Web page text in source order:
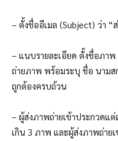
– ตั้งชื่ออีเมล (Subject) ว่า
– แนบรายละเอียด ตั้งชื่อภา
ถ่ายภาพ พร้อมระบุ ชื่อ นาม
ถูกต้องครบถ้วน
– ผู้ส่งภาพถ่ายเข้าประกวดแ
เกิน 3 ภาพ และผู้ส่งภาพถ่าย